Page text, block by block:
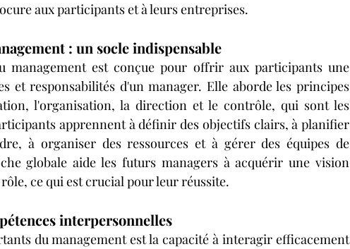
aux participants et à leurs entreprises.
: un socle indispensable
management est conçue pour offrir aux participants une
et responsabilités d'un manager. Elle aborde les principes
l'organisation, la direction et le contrôle, qui sont les
apprennent à définir des objectifs clairs, à planifier
à organiser des ressources et à gérer des équipes de
globale aide les futurs managers à acquérir une vision
ce qui est crucial pour leur réussite.
interpersonnelles
du management est la capacité à interagir efficacement